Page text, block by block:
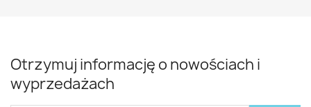
Otrzymuj informację o nowościach i
wyprzedażach